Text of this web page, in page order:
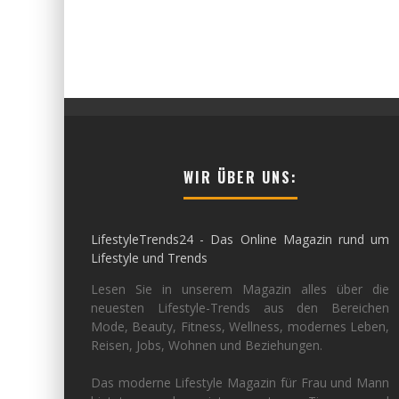
WIR ÜBER UNS:
LifestyleTrends24 - Das Online Magazin rund um
Lifestyle und Trends
Lesen Sie in unserem Magazin alles über die
neuesten Lifestyle-Trends aus den Bereichen
Mode, Beauty, Fitness, Wellness, modernes Leben,
Reisen, Jobs, Wohnen und Beziehungen.
Das moderne Lifestyle Magazin für Frau und Mann